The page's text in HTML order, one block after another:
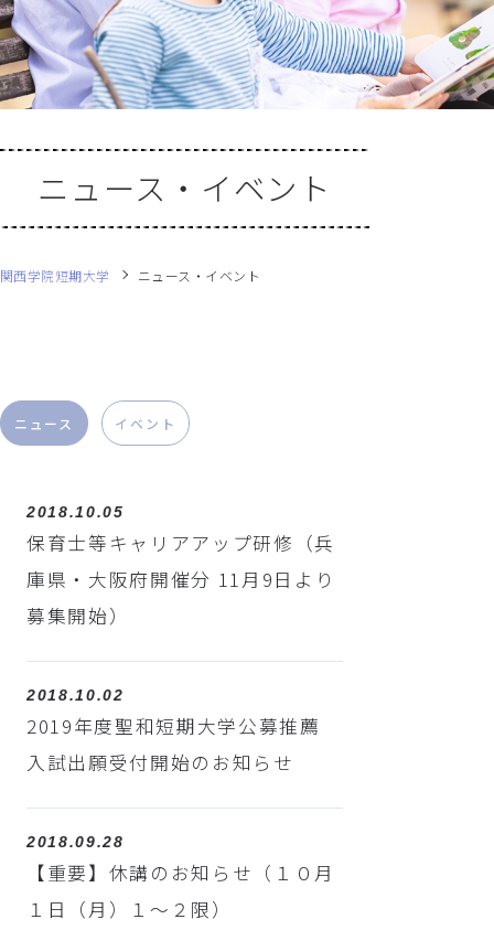
ニュース・イベント
関西学院短期大学 ニュース・イベント
ニュース イベント
2018.10.05
保育士等キャリアアップ研修（兵
庫県・大阪府開催分 11月9日より
募集開始）
2018.10.02
2019年度聖和短期大学公募推薦
入試出願受付開始のお知らせ
2018.09.28
【重要】休講のお知らせ（１０月
１日（月）１～２限）